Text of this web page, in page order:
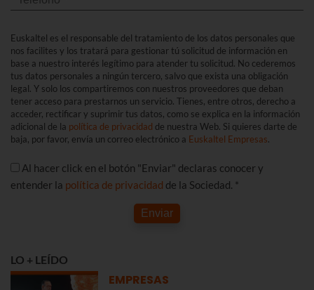
Euskaltel es el responsable del tratamiento de los datos personales que
nos facilites y los tratará para gestionar tú solicitud de información en
base a nuestro interés legítimo para atender tu solicitud. No cederemos
tus datos personales a ningún tercero, salvo que exista una obligación
legal. Y solo los compartiremos con nuestros proveedores que deban
tener acceso para prestarnos un servicio. Tienes, entre otros, derecho a
acceder, rectificar y suprimir tus datos, como se explica en la información
adicional de la política de privacidad de nuestra Web. Si quieres darte de
baja, por favor, envía un correo electrónico a Euskaltel Empresas.
Al hacer click en el botón "Enviar" declaras conocer y
entender la política de privacidad de la Sociedad. *
Enviar
LO + LEÍDO
EMPRESAS